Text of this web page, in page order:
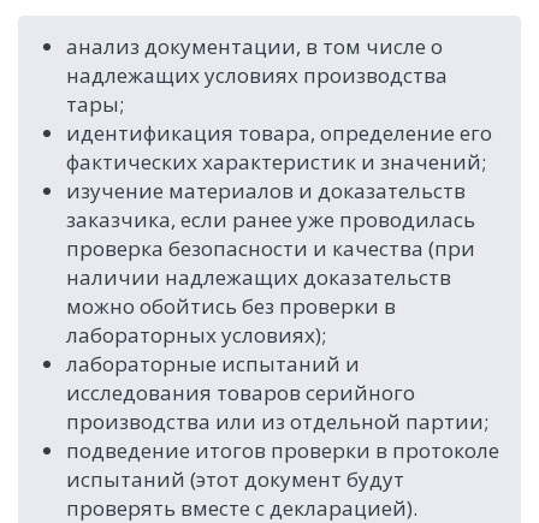
анализ документации, в том числе о
надлежащих условиях производства
тары;
идентификация товара, определение его
фактических характеристик и значений;
изучение материалов и доказательств
заказчика, если ранее уже проводилась
проверка безопасности и качества (при
наличии надлежащих доказательств
можно обойтись без проверки в
лабораторных условиях);
лабораторные испытаний и
исследования товаров серийного
производства или из отдельной партии;
подведение итогов проверки в протоколе
испытаний (этот документ будут
проверять вместе с декларацией).